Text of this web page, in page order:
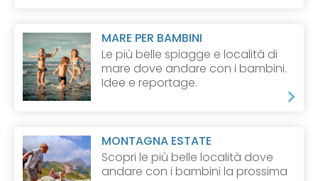
MARE PER BAMBINI
Le più belle spiagge e località di
mare dove andare con i bambini.
Idee e reportage.
MONTAGNA ESTATE
Scopri le più belle località dove
andare con i bambini la prossima